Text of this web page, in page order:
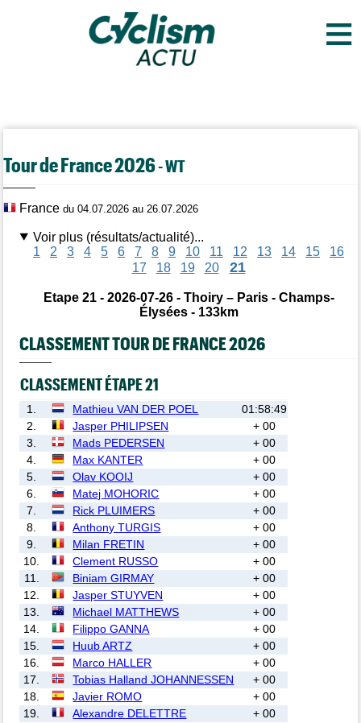
≡
Tour de France 2026- WT
Francedu 04.07.2026 au 26.07.2026
Voir plus (résultats/actualité)...
1
2 3 4 5 6 7 8 9 10 11 12 13 14 15
16
17
18 19 20 21
Etape 21 - 2026-07-26 - Thoiry – Paris - Champs-
Élysées - 133km
CLASSEMENT TOUR DE FRANCE 2026
CLASSEMENT ÉTAPE 21
1. Mathieu VAN DER POEL
01:58:49
2.
Jasper PHILIPSEN
+ 00
3.
Mads PEDERSEN
+ 00
4.
Max KANTER
+ 00
5.
Olav KOOIJ
+ 00
6.
Matej MOHORIC
+ 00
7.
Rick PLUIMERS
+ 00
8.
Anthony TURGIS
+ 00
9.
Milan FRETIN
+ 00
10.
Clement RUSSO
+ 00
11.
Biniam GIRMAY
+ 00
12.
Jasper STUYVEN
+ 00
13.
Michael MATTHEWS
+ 00
14.
Filippo GANNA
+ 00
15.
Huub ARTZ
+ 00
16.
Marco HALLER
+ 00
17.
Tobias Halland JOHANNESSEN
+ 00
18.
Javier ROMO
+ 00
19.
Alexandre DELETTRE
+ 00